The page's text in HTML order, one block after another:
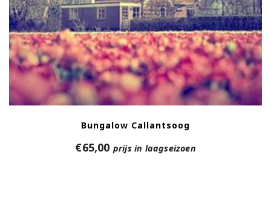
Bungalow Callantsoog
€65,00 prijs in laagseizoen